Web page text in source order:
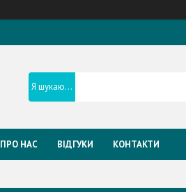
ПРО НАС ВІДГУКИ КОНТАКТИ